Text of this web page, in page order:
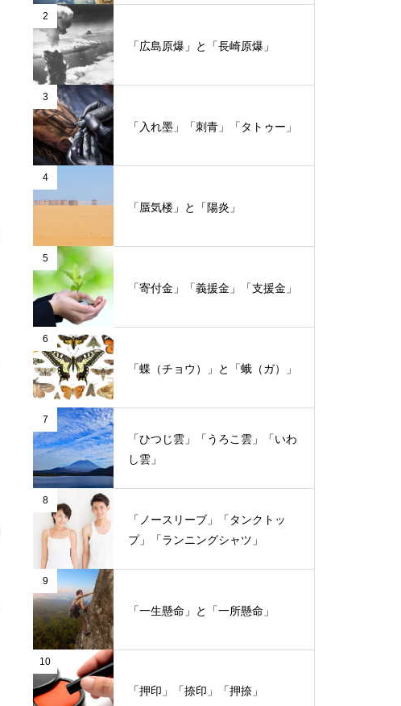
2
「広島原爆」と「長崎原爆」
3
「入れ墨」「刺青」「タトゥー」
4
「蜃気楼」と「陽炎」
5
「寄付金」「義援金」「支援金」
6
「蝶（チョウ）」と「蛾（ガ）」
7
「ひつじ雲」「うろこ雲」「いわ
し雲」
8
「ノースリーブ」「タンクトッ
プ」「ランニングシャツ」
9
「一生懸命」と「一所懸命」
10
「押印」「捺印」「押捺」